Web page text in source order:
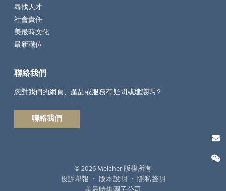
尋找人才
社會責任
美最時文化
最新職位
聯絡我們
您對我們的網頁、產品或服務有疑問或建議嗎？
聯絡我們
© 2026 Melcher 版權所有
投訴舉報 ・ 版本說明 ・ 隱私聲明